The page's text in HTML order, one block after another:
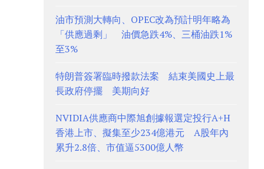
油市預測大轉向、OPEC改為預計明年略為
「供應過剩」 油價急跌4%、三桶油跌1%
至3%
特朗普簽署臨時撥款法案 結束美國史上最
長政府停擺 美期向好
NVIDIA供應商中際旭創據報選定投行A+H
香港上市、擬集至少234億港元 A股年內
累升2.8倍、市值逼5300億人幣